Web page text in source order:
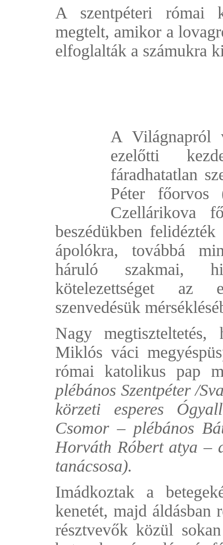
A szentpéteri római
megtelt, amikor a
elfoglalták a számukra
A Világnapról
ezelőtti
fáradhatatlan
Péter
Czellárikova
beszédükben
ápolókra, továbbá
háruló szakmai,
kötelezettséget az
szenvedésük
Nagy
Miklós váci
római katolikus pap
plébános Szentpéter /
körzeti esperes
Csomor – plébános
Horváth Róbert atya –
tanácsosa).
Imádkoztak a
kenetét, majd áldásban
résztvevők közül